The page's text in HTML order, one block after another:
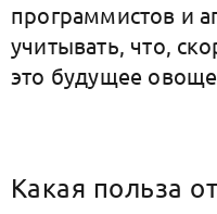
программистов и
учитывать, что,
это будущее
Какая польза